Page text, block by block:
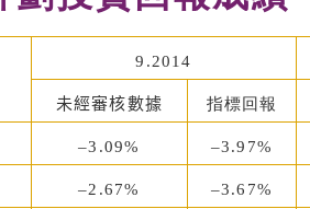
9.2014
未經審核數據 指標回報
–3.09% –3.97%
–2.67% –3.67%